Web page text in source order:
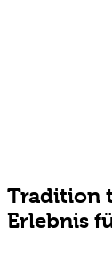
Tradition
Erlebnis